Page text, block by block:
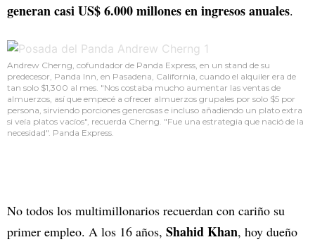
generan casi US$ 6.000 millones en ingresos anuales.
Andrew Cherng, cofundador de Panda Express, en un stand de su
predecesor, Panda Inn, en Pasadena, California, cuando el alquiler era de
tan solo $1,300 al mes. "Nos costaba mucho aumentar las ventas de
almuerzos, así que empecé a ofrecer almuerzos grupales por solo $5 por
persona, sirviendo porciones generosas e incluso añadiendo un plato extra
si veía platos vacíos", recuerda Cherng. "Fue una estrategia que nació de la
necesidad". Panda Express.
No todos los multimillonarios recuerdan con cariño su
primer empleo. A los 16 años, Shahid Khan, hoy dueño